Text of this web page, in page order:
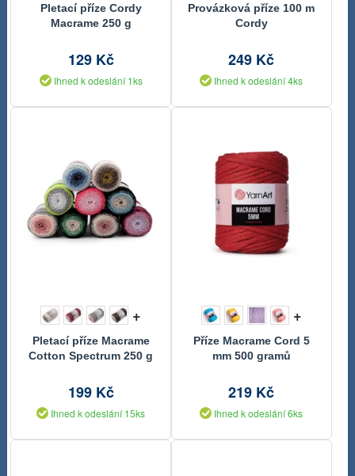
Pletací příze Cordy
Macrame 250 g
129 Kč
Ihned k odeslání 1ks
Provázková příze 100 m
Cordy
249 Kč
Ihned k odeslání 4ks
+
Pletací příze Macrame
Cotton Spectrum 250 g
199 Kč
Ihned k odeslání 15ks
+
Příze Macrame Cord 5
mm 500 gramů
219 Kč
Ihned k odeslání 6ks